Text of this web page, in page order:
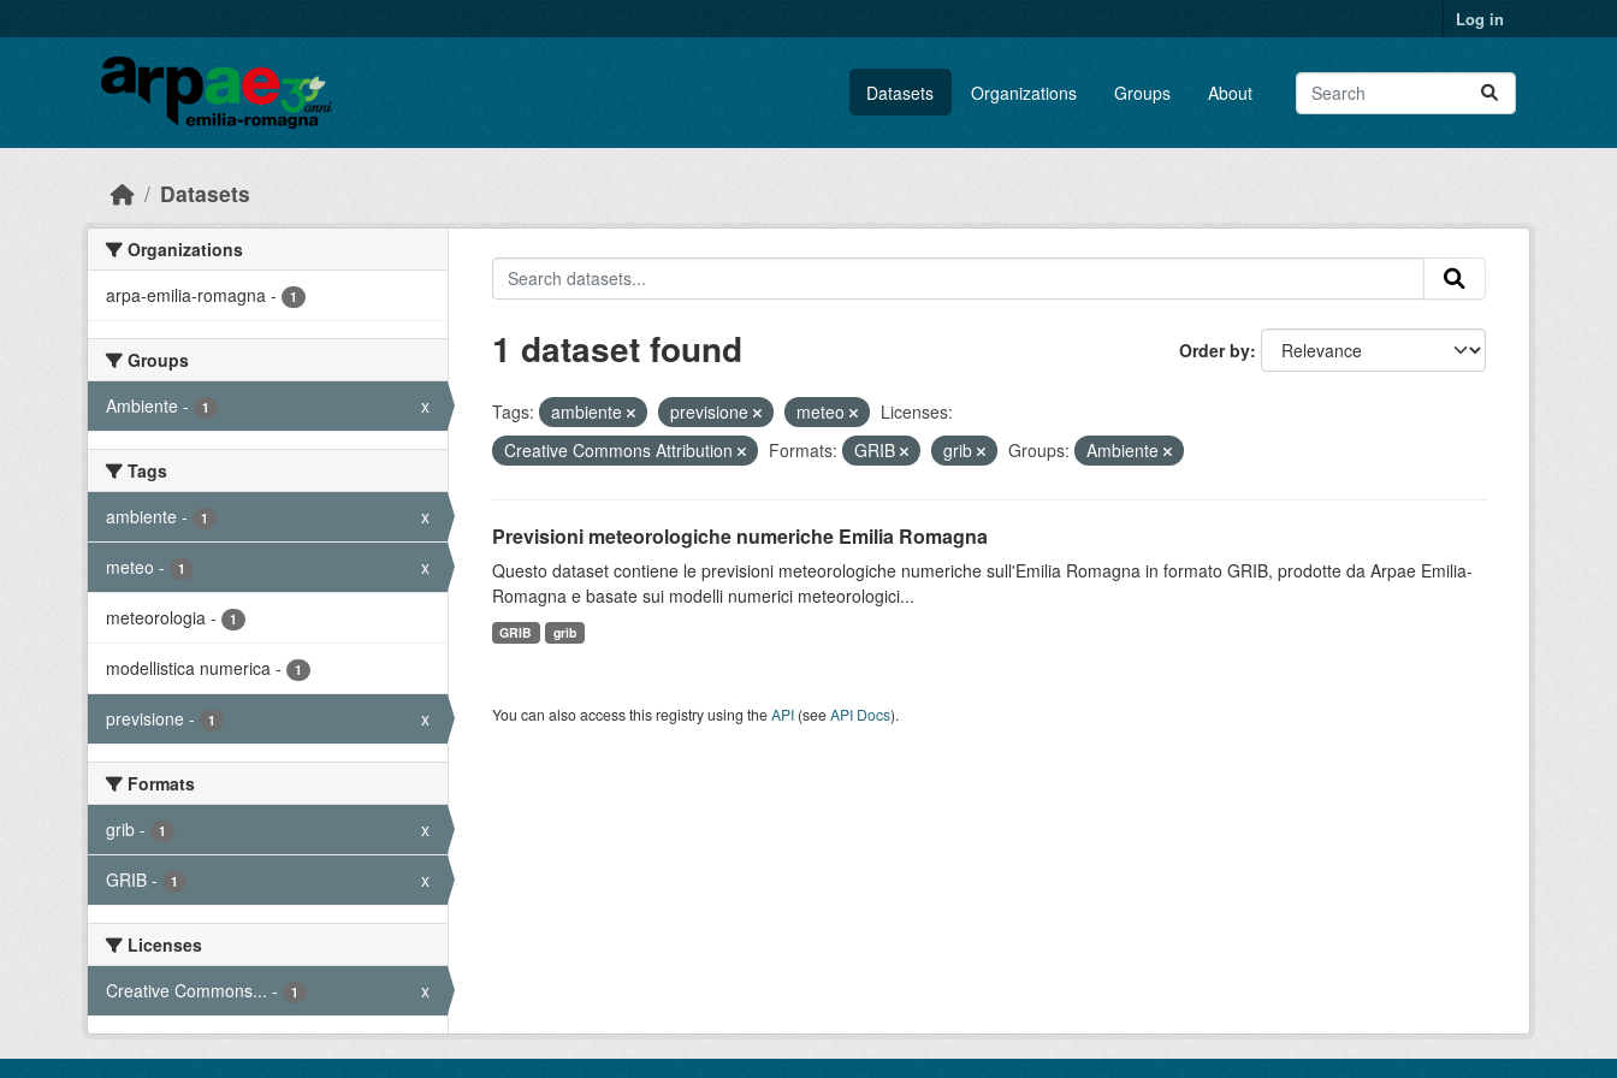
Log in
Datasets Organizations Groups About
Datasets
Organizations
arpa-emilia-romagna - 1
Groups
Ambiente - 1 x
Tags
ambiente - 1 x
meteo - 1 x
meteorologia - 1
modellistica numerica - 1
previsione - 1 x
Formats
grib - 1 x
GRIB - 1 x
Licenses
Creative Commons... - 1 x
Order by
1 dataset found
Tags: ambiente previsione meteo
Licenses:
Creative Commons Attribution
Formats: GRIB grib Groups: Ambiente
Previsioni meteorologiche numeriche Emilia Romagna
Questo dataset contiene le previsioni meteorologiche numeriche sull'Emilia Romagna in formato GRIB, prodotte da Arpae Emilia-
Romagna e basate sui modelli numerici meteorologici...
GRIB grib
You can also access this registry using theAPI(seeAPI Docs).